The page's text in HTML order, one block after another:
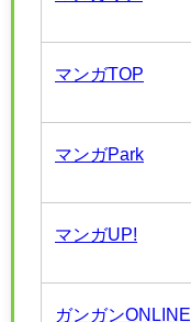
マンガTOP
マンガPark
マンガUP!
ガンガンONLINE